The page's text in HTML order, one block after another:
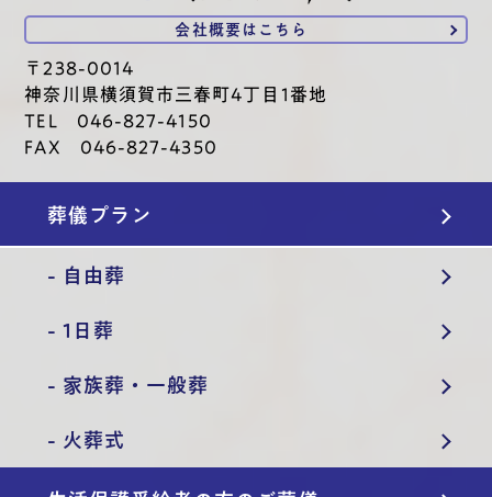
会社概要は こちら
〒238-0014
神奈川県横須賀市三春町4丁目1番地
TEL 046-827-4150
FAX 046-827-4350
葬儀プラン
- 自由葬
- 1日葬
- 家族葬・一般葬
- 火葬式